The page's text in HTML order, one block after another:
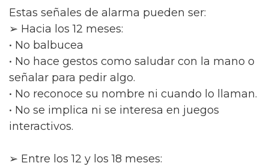
Estas señales de alarma pueden ser:
➢ Hacia los 12 meses:
• No balbucea
• No hace gestos como saludar con la mano o
señalar para pedir algo.
• No reconoce su nombre ni cuando lo llaman.
• No se implica ni se interesa en juegos
interactivos.
➢ Entre los 12 y los 18 meses: